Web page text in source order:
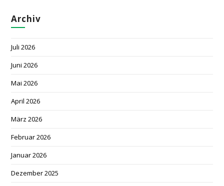
Archiv
Juli 2026
Juni 2026
Mai 2026
April 2026
März 2026
Februar 2026
Januar 2026
Dezember 2025